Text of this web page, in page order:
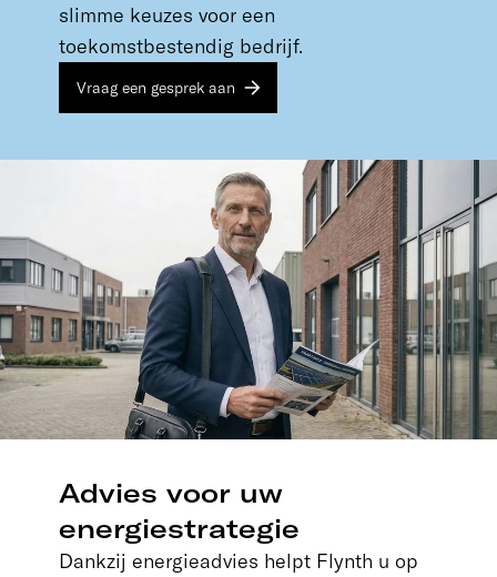
slimme keuzes voor een
toekomstbestendig bedrijf.
Vraag een gesprek aan
Advies voor uw
energiestrategie
Dankzij energieadvies helpt Flynth u op